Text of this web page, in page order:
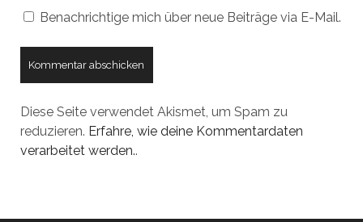
Benachrichtige mich über neue Beiträge via E-Mail.
Diese Seite verwendet Akismet, um Spam zu
reduzieren. Erfahre, wie deine Kommentardaten
verarbeitet werden..